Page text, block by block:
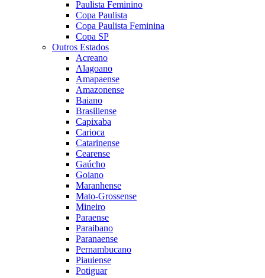
Paulista Feminino
Copa Paulista
Copa Paulista Feminina
Copa SP
Outros Estados
Acreano
Alagoano
Amapaense
Amazonense
Baiano
Brasiliense
Capixaba
Carioca
Catarinense
Cearense
Gaúcho
Goiano
Maranhense
Mato-Grossense
Mineiro
Paraense
Paraibano
Paranaense
Pernambucano
Piauiense
Potiguar